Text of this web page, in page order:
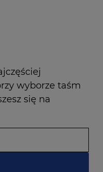
wyborze taśm
się na